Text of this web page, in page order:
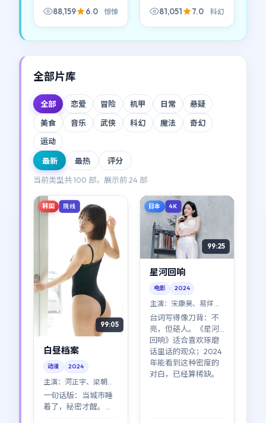
浓，但导演郭帆更在
88,159 6.0 惊悚
场集体失控的社会实
来。
81,051 7.0 科幻
全部片库
全部 恋爱 冒险 机甲 日常
悬疑
美食
音乐 武侠 科幻 魔法
奇幻
运动
最新 最热 评分
当前类型共100 部，展示前24 部
韩国 院线
99:05
白昼档案
动漫 2024
主演： 河正宇、梁朝伟
一句话版：当城市睡
着了，秘密才醒。
日本 4K
99:25
星河回响
电影 2024
主演： 宋康昊、易烊千
玺 等
台词写得像刀背：不
亮，但硌人。《星河
回响》适合喜欢琢磨
话里话的观众；2024
年能看到这种密度的
对白，已经算稀缺。